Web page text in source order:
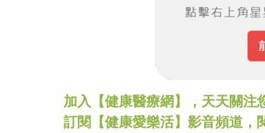
加入【健康醫療網】，天天關
訂閱【健康愛樂活】影音頻道，